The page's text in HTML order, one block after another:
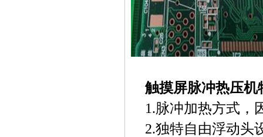
触摸屏脉冲热压机
1.脉冲加热方式，
2.独特自由浮动头